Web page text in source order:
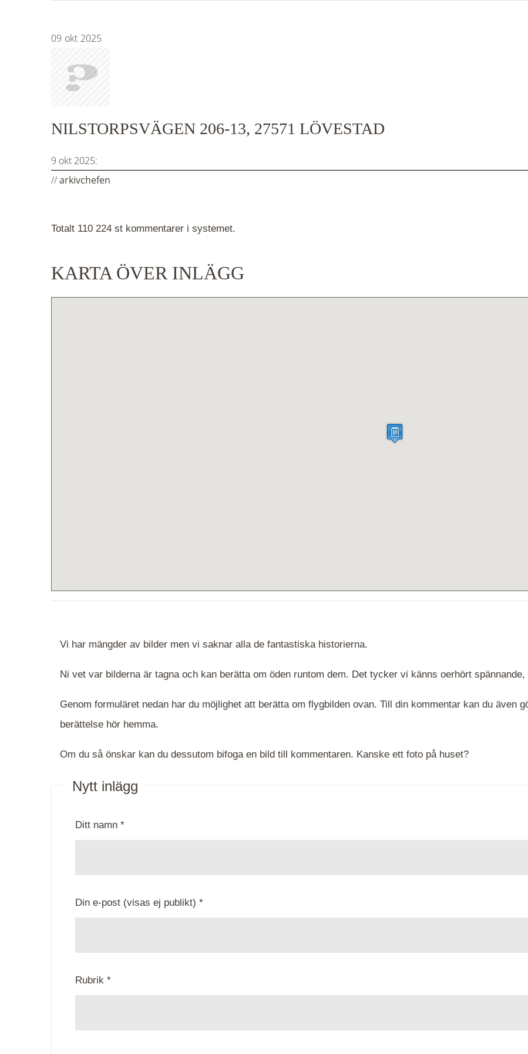
Totalt 110 224 st kommentarer i systemet.
KARTA ÖVER INLÄGG
09 okt 2025
NILSTORPSVÄGEN 206-13, 27571 LÖVESTAD
9 okt 2025:
//arkivchefen
Vi har mängder av bilder men vi saknar alla de fantastiska historierna.
Ni vet var bilderna är tagna och kan berätta om öden runtom dem. Det tycker vi känns oerhört spännande,
Genom formuläret nedan har du möjlighet att berätta om flygbilden ovan. Till din kommentar kan du även
berättelse hör hemma.
Om du så önskar kan du dessutom bifoga en bild till kommentaren. Kanske ett foto på huset?
Nytt inlägg
Ditt namn *
Din e-post (visas ej publikt) *
Rubrik *